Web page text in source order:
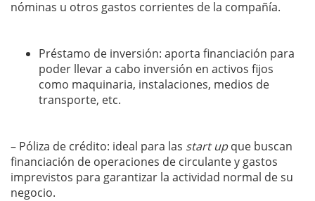
nóminas u otros gastos corrientes de la compañía.
Préstamo de inversión: aporta financiación para
poder llevar a cabo inversión en activos fijos
como maquinaria, instalaciones, medios de
transporte, etc.
– Póliza de crédito: ideal para las start upque buscan
financiación de operaciones de circulante y gastos
imprevistos para garantizar la actividad normal de su
negocio.